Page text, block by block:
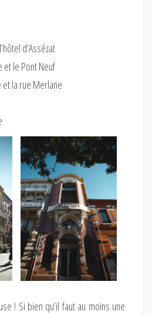
d’Assézat
et le Pont Neuf
et la rue Merlane
! Si bien qu’il faut au moins une